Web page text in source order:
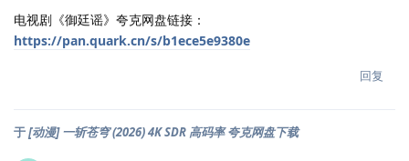
电视剧《御廷谣》夸克网盘链接：
https://pan.quark.cn/s/b1ece5e9380e
回复
于[动漫] 一斩苍穹 (2026) 4K SDR 高码率 夸克网盘下载